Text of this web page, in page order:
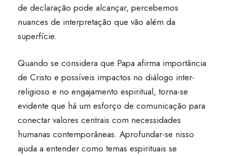
de declaração pode alcançar, percebemos
nuances de interpretação que vão além da
superfície.
Quando se considera que Papa afirma importância
de Cristo e possíveis impactos no diálogo inter-
religioso e no engajamento espiritual, torna-se
evidente que há um esforço de comunicação para
conectar valores centrais com necessidades
humanas contemporâneas. Aprofundar-se nisso
ajuda a entender como temas espirituais se